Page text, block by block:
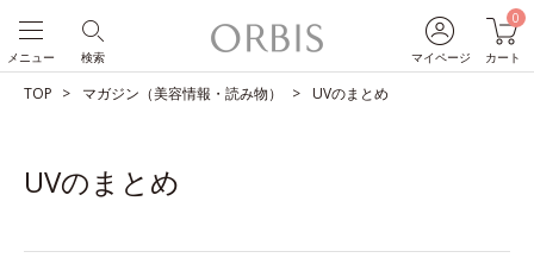
マイページ
0
カート
検索
メニュー
TOP マガジン（美容情報・読み物） UVのまとめ
UVのまとめ